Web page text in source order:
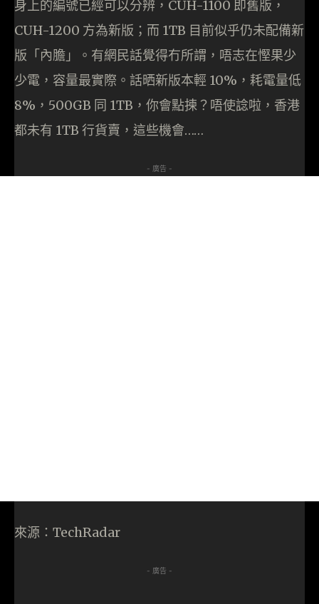
身上的編號已經可以分辨，CUH-1100 即舊版，
CUH-1200 方為新版；而 1TB 目前似乎仍未配備新
版「內膽」。有網民話覺得冇所謂，唔志在慳果少
少電，容量最實際。話晒新版本輕 10%，耗電量低
8%，500GB 同 1TB，你會點揀？唔使諗啦，香港
都未有 1TB 行貨賣，這些機會……
- 廣告 -
來源：TechRadar
- 廣告 -